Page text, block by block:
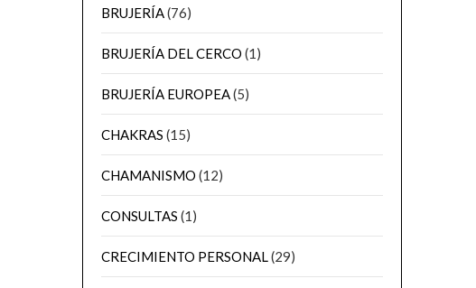
BRUJERÍA(76)
BRUJERÍA DEL CERCO (1)
BRUJERÍA EUROPEA(5)
CHAKRAS (15)
CHAMANISMO (12)
CONSULTAS (1)
CRECIMIENTO PERSONAL(29)